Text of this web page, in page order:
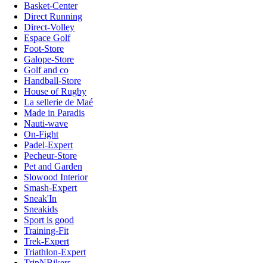
Basket-Center
Direct Running
Direct-Volley
Espace Golf
Foot-Store
Galope-Store
Golf and co
Handball-Store
House of Rugby
La sellerie de Maé
Made in Paradis
Nauti-wave
On-Fight
Padel-Expert
Pecheur-Store
Pet and Garden
Slowood Interior
Smash-Expert
Sneak'In
Sneakids
Sport is good
Training-Fit
Trek-Expert
Triathlon-Expert